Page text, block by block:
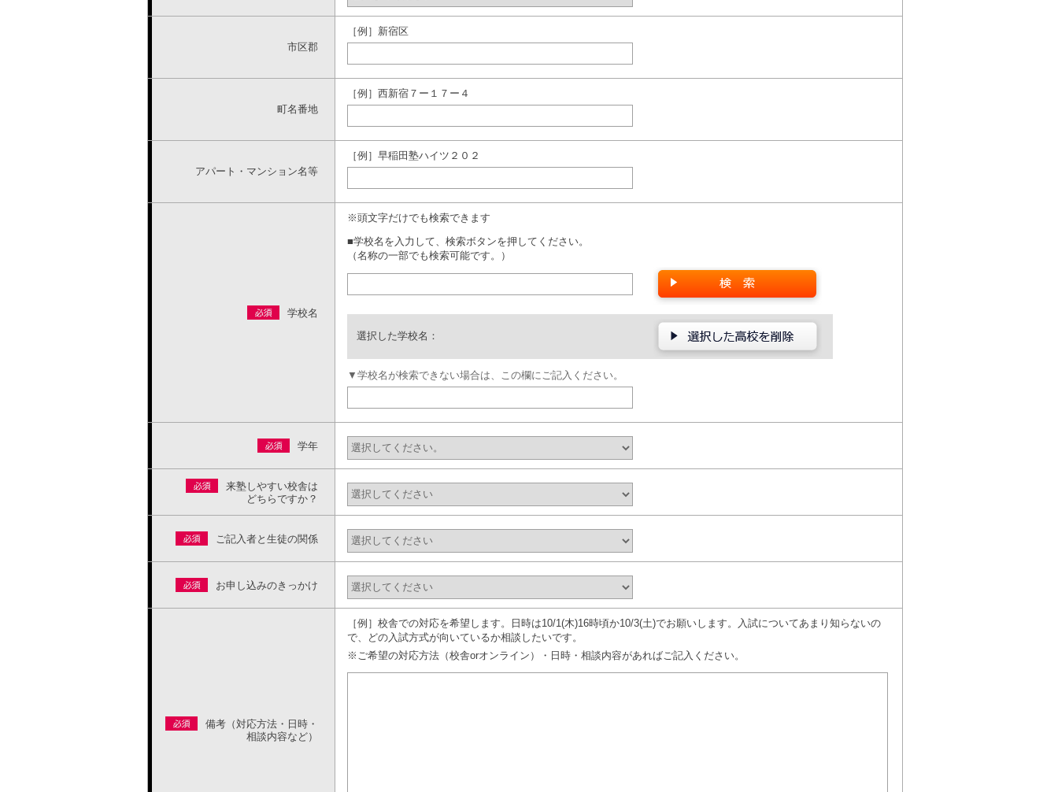
市区郡
［例］新宿区
町名番地
［例］西新宿７ー１７ー４
アパート・マンション名等
［例］早稲田塾ハイツ２０２
学校名
※頭文字だけでも検索できます
■学校名を入力して、検索ボタンを押してください。
（名称の一部でも検索可能です。）
選択した学校名：
▼学校名が検索できない場合は、この欄にご記入ください。
学年
来塾しやすい校舎は
どちらですか？
ご記入者と生徒の関係
お申し込みのきっかけ
備考（対応方法・日時・
相談内容など）
［例］校舎での対応を希望します。日時は10/1(木)16時頃か10/3(土)でお願いします。入試についてあまり知らないの
で、どの入試方式が向いているか相談したいです。
※ご希望の対応方法（校舎orオンライン）・日時・相談内容があればご記入ください。